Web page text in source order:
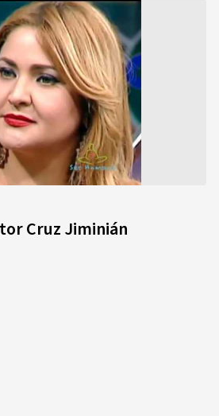
Cruz Jiminián